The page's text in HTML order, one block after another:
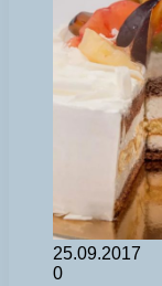
25.09.2017
0